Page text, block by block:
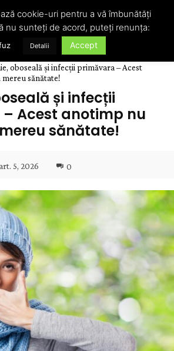
oboseală și infecții primăvara – Acest
sănătate!
și infecții
Acest anotimp nu
sănătate!
5, 2026 0
cookie-uri pentru a vă îmbunătăți
nu sunteți de acord, puteți renunța:
Detalii Accept